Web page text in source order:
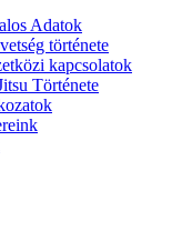
Adatok
története
kapcsolatok
Története